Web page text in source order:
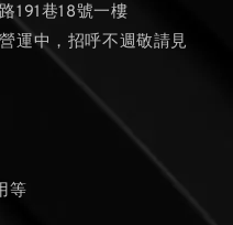
191巷18號一樓
運中，招呼不週敬請見
等